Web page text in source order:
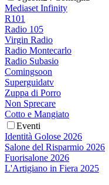
Mediaset Infinity
R101
Radio 105
Virgin Radio
Radio Montecarlo
Radio Subasio
Comingsoon
Superguidatv
Zuppa di Porro
Non Sprecare
Cotto e Mangiato
Eventi
Identità Golose 2026
Salone del Risparmio 2026
Fuorisalone 2026
L'Artigiano in Fiera 2025